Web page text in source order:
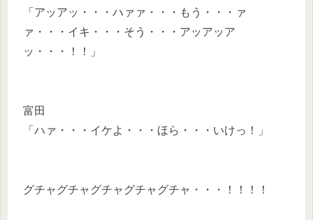
「アッアッ・・・ハァァ・・・もう・・・ァ
ァ・・・イキ・・・そう・・・アッアッア
ッ・・・！！」
富田
「ハァ・・・イケよ・・・ほら・・・いけっ！」
グチャグチャグチャグチャグチャ・・・！！！！